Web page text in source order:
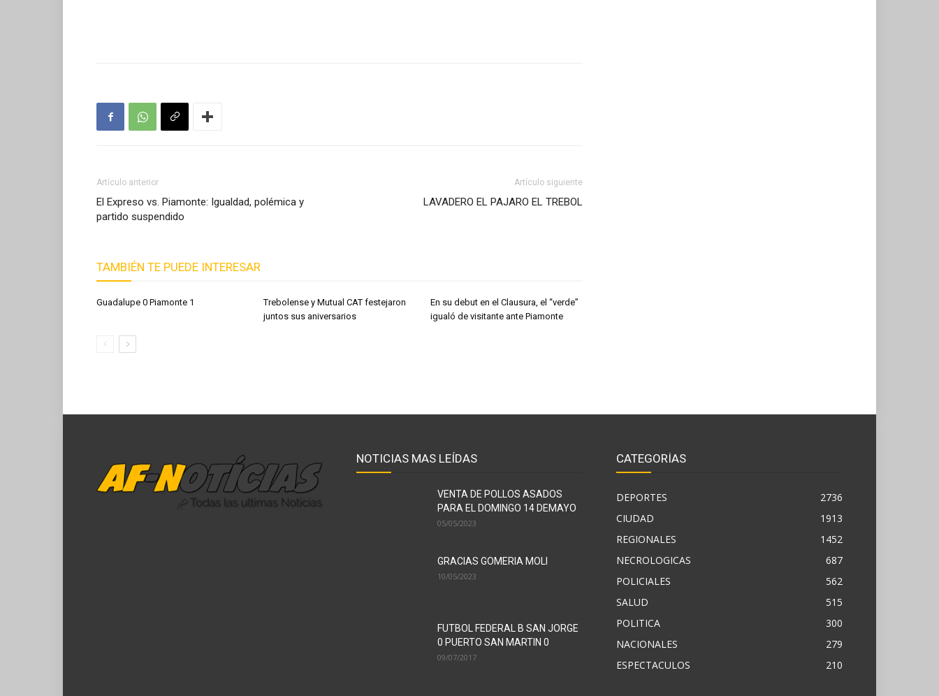
Artículo anterior
El Expreso vs. Piamonte: Igualdad, polémica y
partido suspendido
Artículo siguiente
LAVADERO EL PAJARO EL TREBOL
TAMBIÉN TE PUEDE INTERESAR
Guadalupe 0 Piamonte 1
Trebolense y Mutual CAT festejaron
juntos sus aniversarios
En su debut en el Clausura, el “verde”
igualó de visitante ante Piamonte
NOTICIAS MAS LEÍDAS
VENTA DE POLLOS ASADOS
PARA EL DOMINGO 14 DEMAYO
05/05/2023
GRACIAS GOMERIA MOLI
10/05/2023
FUTBOL FEDERAL B SAN JORGE
0 PUERTO SAN MARTIN 0
09/07/2017
CATEGORÍAS
DEPORTES
2736
CIUDAD
1913
REGIONALES
1452
NECROLOGICAS
687
POLICIALES
562
SALUD
515
POLITICA
300
NACIONALES
279
ESPECTACULOS
210